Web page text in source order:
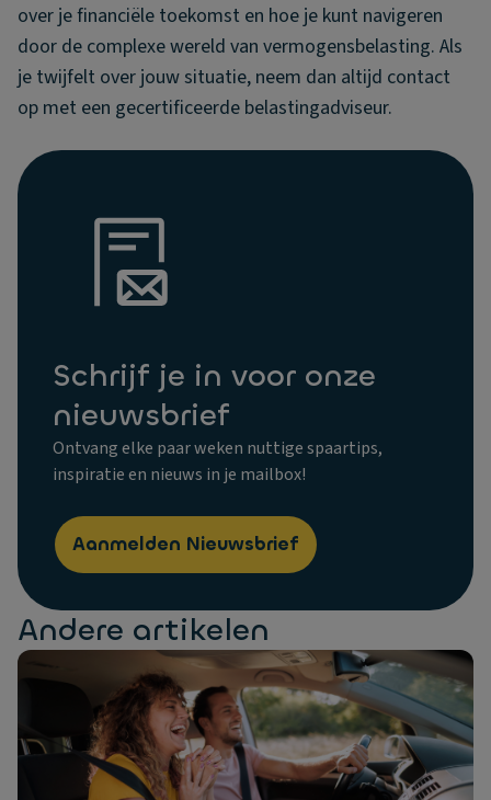
over je financiële toekomst en hoe je kunt navigeren
door de complexe wereld van vermogensbelasting. Als
je twijfelt over jouw situatie, neem dan altijd contact
op met een gecertificeerde belastingadviseur.
Schrijf je in voor onze
nieuwsbrief
Ontvang elke paar weken nuttige spaartips,
inspiratie en nieuws in je mailbox!
Aanmelden Nieuwsbrief
Andere artikelen